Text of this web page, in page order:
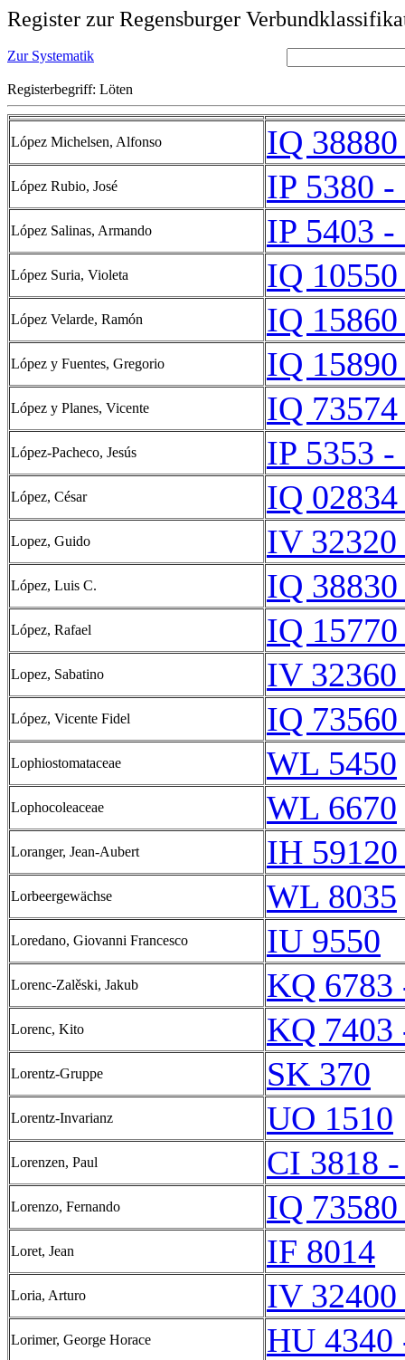
Register zur Regensburger
Zur Systematik
Registerbegriff: Löten
López Michelsen, Alfonso IQ
López Rubio, José IP 5380 -
López Salinas, Armando IP 5403 -
López Suria, Violeta IQ
López Velarde, Ramón IQ
López y Fuentes, Gregorio IQ
López y Planes, Vicente IQ
López-Pacheco, Jesús IP 5353 -
López, César IQ
Lopez, Guido IV
López, Luis C. IQ
López, Rafael IQ
Lopez, Sabatino IV
López, Vicente Fidel IQ
Lophiostomataceae WL 5450
Lophocoleaceae WL 6670
Loranger, Jean-Aubert IH
Lorbeergewächse WL 8035
Loredano, Giovanni Francesco IU 9550
Lorenc-Zalěski, Jakub KQ 6783
Lorenc, Kito KQ 7403
Lorentz-Gruppe SK 370
Lorentz-Invarianz UO 1510
Lorenzen, Paul CI 3818
Lorenzo, Fernando IQ
Loret, Jean IF 8014
Loria, Arturo IV
Lorimer, George Horace HU 4340